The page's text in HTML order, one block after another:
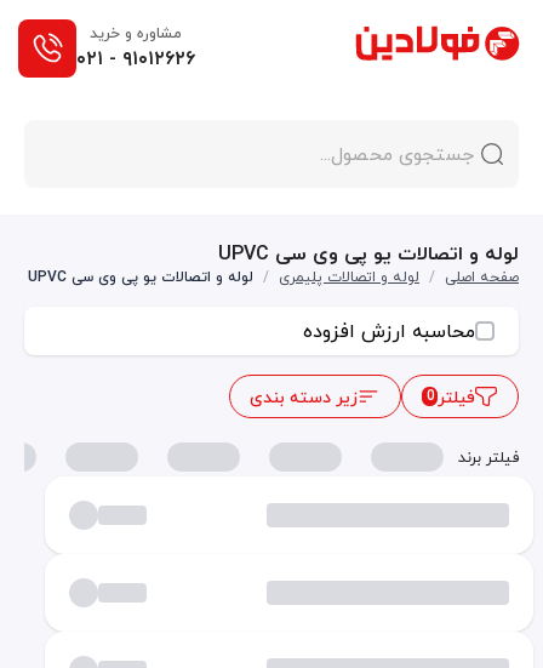
مشاوره و خرید
۰۲۱ - ۹۱۰۱۲۶۲۶
لوله و اتصالات یو پی وی سی UPVC
صفحه اصلی / لوله و اتصالات پلیمری / لوله و اتصالات یو پی وی سی UPVC
محاسبه ارزش افزوده
فیلتر0 زیر دسته بندی
فیلتر برند